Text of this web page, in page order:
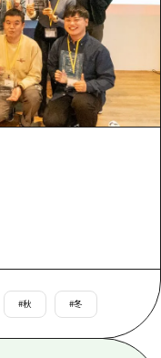
公式ガイド
ル
知らせ
#秋 #冬